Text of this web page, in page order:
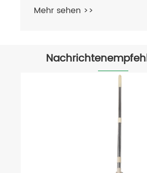
Mehr sehen >>